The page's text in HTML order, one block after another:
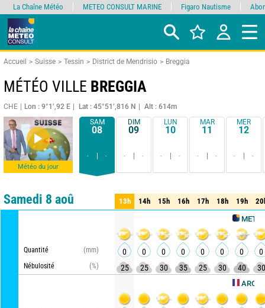
Accueil Suisse Tessin District de Mendrisio Breggia
MÉTÉO VILLE BREGGIA
CHE Lon : 9°1’,92 E Lat : 45°51’,816 N Alt : 614m
Météo du jour
SAM
08
- -
DIM
09
- -
LUN
10
- -
MAR
11
- -
MER
12
- -
Comparateur détaillé synthétique
Samedi 8 aoû
METEO
Quantité
(mm)
Nébulosité
(%)
AROME HD
13h 14h 15h 16h 17h 18h 19h
13h 14h 15h 16h 17h 18h 19h
0 0 0 0 0 0 0
0
25
25 30 35 25 30 40 30
La Chaîne Météo METEO CONSULT MARINE Figaro Nautisme